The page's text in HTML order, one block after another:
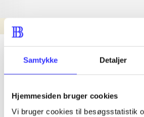
Samtykke Detaljer
Hjemmesiden bruger cookies
Vi bruger cookies til besøgsstatistik
Nyhed
lorem ipsum dolor sit amet ...
lorem ipsum dolor sit amet ...